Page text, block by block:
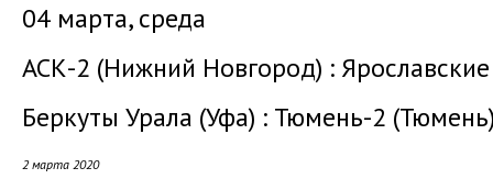
04 марта, среда
АСК-2 (Нижний Новгород) :
Беркуты Урала (Уфа) : Тюмень-2
2 марта 2020